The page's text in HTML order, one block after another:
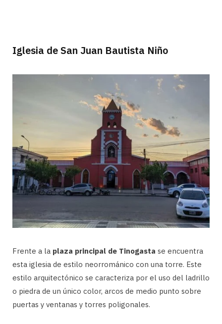
Iglesia de San Juan Bautista Niño
Frente a la plaza principal de Tinogasta se encuentra
esta iglesia de estilo neorrománico con una torre. Este
estilo arquitectónico se caracteriza por el uso del ladrillo
o piedra de un único color, arcos de medio punto sobre
puertas y ventanas y torres poligonales.